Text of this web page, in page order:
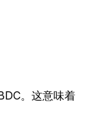
。这意味着